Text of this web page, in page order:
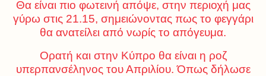
Θα είναι πιο φωτεινή απόψε, στην περιοχή μας
γύρω στις 21.15, σημειώνοντας πως το φεγγάρι
θα ανατείλει από νωρίς το απόγευμα.
Ορατή και στην Κύπρο θα είναι η ροζ
υπερπανσέληνος του Απριλίου. Όπως δήλωσε